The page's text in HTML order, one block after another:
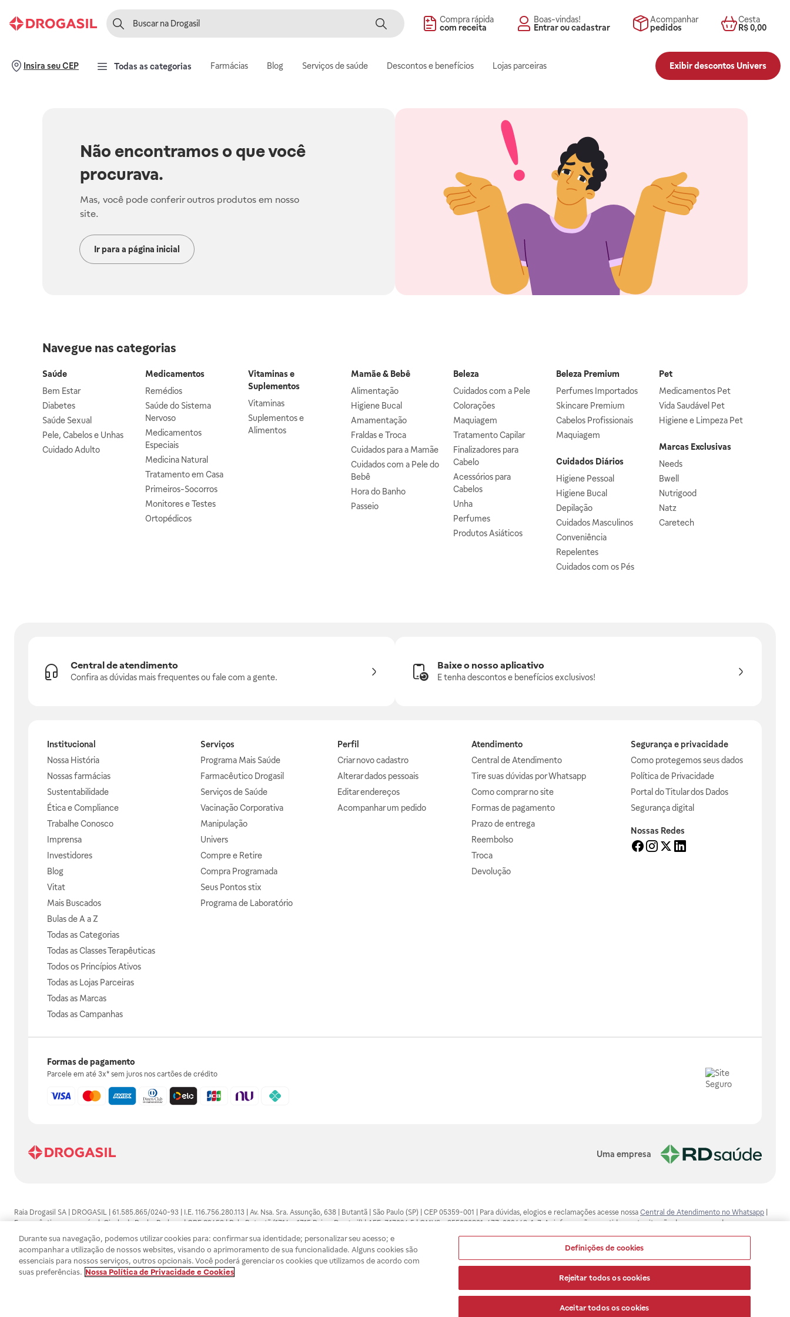
Compra rápida
com receita
Boas-vindas!
Entrar ou cadastrar
Acompanhar
pedidos
Cesta
R$ 0,00
Insira seu CEP Todas as categorias Farmácias Blog Serviços de saúde Descontos e benefícios Lojas parceiras Exibir descontos Univers
Não encontramos o que você
procurava.
Mas, você pode conferir outros produtos em nosso
site.
Ir para a página inicial
Navegue nas categorias
Saúde
Bem Estar
Diabetes
Saúde Sexual
Pele, Cabelos e Unhas
Cuidado Adulto
Medicamentos
Remédios
Saúde do Sistema
Nervoso
Medicamentos
Especiais
Medicina Natural
Tratamento em Casa
Primeiros-Socorros
Monitores e Testes
Ortopédicos
Vitaminas e
Suplementos
Vitaminas
Suplementos e
Alimentos
Mamãe & Bebê
Alimentação
Higiene Bucal
Amamentação
Fraldas e Troca
Cuidados para a Mamãe
Cuidados com a Pele do
Bebê
Hora do Banho
Passeio
Beleza
Cuidados com a Pele
Colorações
Maquiagem
Tratamento Capilar
Finalizadores para
Cabelo
Acessórios para
Cabelos
Unha
Perfumes
Produtos Asiáticos
Beleza Premium
Perfumes Importados
Skincare Premium
Cabelos Profissionais
Maquiagem
Cuidados Diários
Higiene Pessoal
Higiene Bucal
Depilação
Cuidados Masculinos
Conveniência
Repelentes
Cuidados com os Pés
Pet
Medicamentos Pet
Vida Saudável Pet
Higiene e Limpeza Pet
Marcas Exclusivas
Needs
Bwell
Nutrigood
Natz
Caretech
Central de atendimento
Confira as dúvidas mais frequentes ou fale com a gente.
Baixe o nosso aplicativo
E tenha descontos e benefícios exclusivos!
Institucional
Nossa História
Nossas farmácias
Sustentabilidade
Ética e Compliance
Trabalhe Conosco
Imprensa
Investidores
Blog
Vitat
Mais Buscados
Bulas de A a Z
Todas as Categorias
Todas as Classes Terapêuticas
Todos os Princípios Ativos
Todas as Lojas Parceiras
Todas as Marcas
Todas as Campanhas
Serviços
Programa Mais Saúde
Farmacêutico Drogasil
Serviços de Saúde
Vacinação Corporativa
Manipulação
Univers
Compre e Retire
Compra Programada
Seus Pontos stix
Programa de Laboratório
Perfil
Criar novo cadastro
Alterar dados pessoais
Editar endereços
Acompanhar um pedido
Atendimento
Central de Atendimento
Tire suas dúvidas por Whatsapp
Como comprar no site
Formas de pagamento
Prazo de entrega
Reembolso
Troca
Devolução
Segurança e privacidade
Como protegemos seus dados
Política de Privacidade
Portal do Titular dos Dados
Segurança digital
Nossas Redes
Formas de pagamento
Parcele em até 3x* sem juros nos cartões de crédito
Uma empresa
Raia Drogasil SA | DROGASIL | 61.585.865/0240-93 | I.E. 116.756.280.113 | Av. Nsa. Sra. Assunção, 638 | Butantã | São Paulo (SP) | CEP 05359-001 | Para dúvidas, elogios e reclamações acesse nossa Central de Atendimento no Whatsapp
Farmacêutico responsável: Gisele da Penha Barbosa | CRF 89453 | Polo Butantã (1714 e 1715 Raia e Drogasil) | AFE: 7.17094.5 | CMVS - 355030801-477-002443-1-7. As informações contidas neste site não devem ser usadas para
automedicação e não substituem, em hipótese alguma, as orientações dadas pelo profissional da área médica. Somente o médico está apto a diagnosticar qualquer problema de saúde e prescrever o tratamento adequado. Ao
persistirem os sintomas, um médico deverá ser consultado. Os preços e promoções divulgados no site são válidos apenas para compras feitas pela internet. Maiores esclarecimentos, consultar o site: www.anvisa.gov.br. A Raia Drogasil
SA trabalha com as tecnologias mais avançadas de proteção de dados, para que você possa realizar suas compras com tranquilidade. A privacidade e a segurança dos clientes são compromissos da Raia Drogasil SA. Todos os pedidos
efetuados estão sujeitos à confirmação da disponibilidade de produto em nosso estoque.
Durante sua navegação, podemos utilizar cookies para: confirmar sua identidade; personalizar seu acesso; e
acompanhar a utilização de nossos websites, visando o aprimoramento de sua funcionalidade. Alguns cookies são
essenciais para nossos serviços, outros opcionais. Você poderá gerenciar os cookies que utilizamos de acordo com
suas preferências. Nossa Política de Privacidade e Cookies
Definições de cookies
Rejeitar todos os cookies
Aceitar todos os cookies